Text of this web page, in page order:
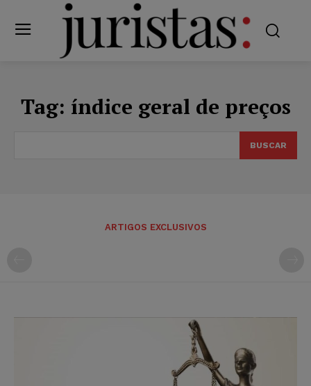
Tag: índice geral de preços
BUSCAR
ARTIGOS EXCLUSIVOS